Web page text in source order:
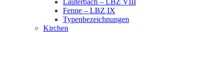
Lauterbach – LBZ VIII
Fenne – LBZ IX
Typenbezeichnungen
Kirchen